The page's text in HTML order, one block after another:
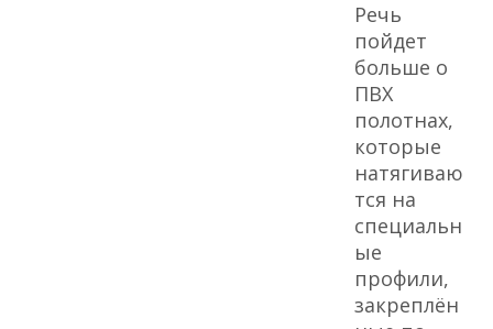
Речь
пойдет
больше о
ПВХ
полотнах,
которые
натягиваю
тся на
специальн
ые
профили,
закреплён